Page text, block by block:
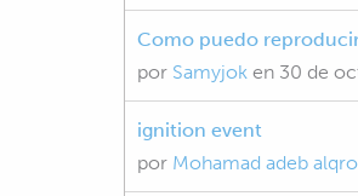
Como puedo
por Samyjok en 30 de
ignition event
por Mohamad adeb